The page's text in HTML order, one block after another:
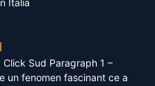
Italia
Sud Paragraph 1 –
un fenomen fascinant ce a